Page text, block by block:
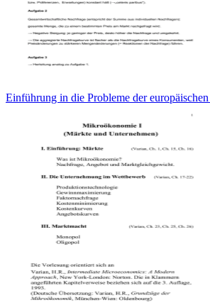
Einführung in die Probleme der